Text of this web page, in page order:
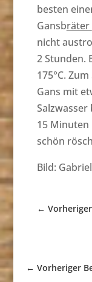
besten
Gansbräter
nicht
2 Stunden.
175°C.
Gans mit
15
schön rösch
Bild:
←
← Vorheriger